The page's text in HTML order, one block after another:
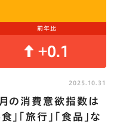
前年比
+0.1
の消費意欲指数は
食｣｢旅行｣｢食品｣な
2025.10.31